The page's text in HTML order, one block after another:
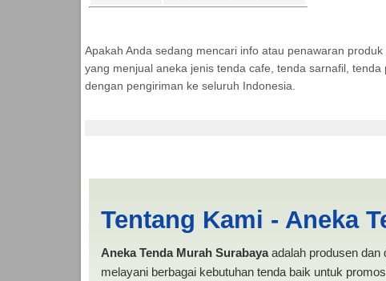
Apakah Anda sedang mencari info atau penawaran produk
yang menjual aneka jenis tenda cafe, tenda sarnafil,
dengan pengiriman ke seluruh Indonesia.
Tentang Kami - Aneka
Aneka Tenda Murah Surabayaadalah produsen dan
melayani berbagai kebutuhan tenda baik untuk